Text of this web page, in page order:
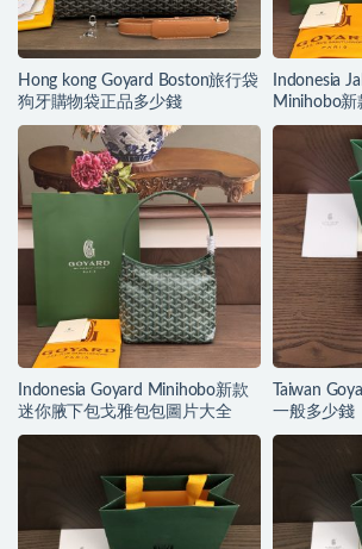
Hong kong Goyard Boston旅行袋
狗牙購物袋正品多少錢
Indonesia
Minihobo
Indonesia Goyard Minihobo新款
迷你腋下包戈雅包包圖片大全
Taiwan
一般多少錢